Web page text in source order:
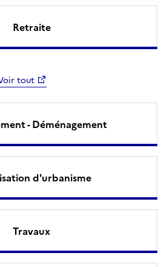
Retraite
tout
- Déménagement
d'urbanisme
Travaux